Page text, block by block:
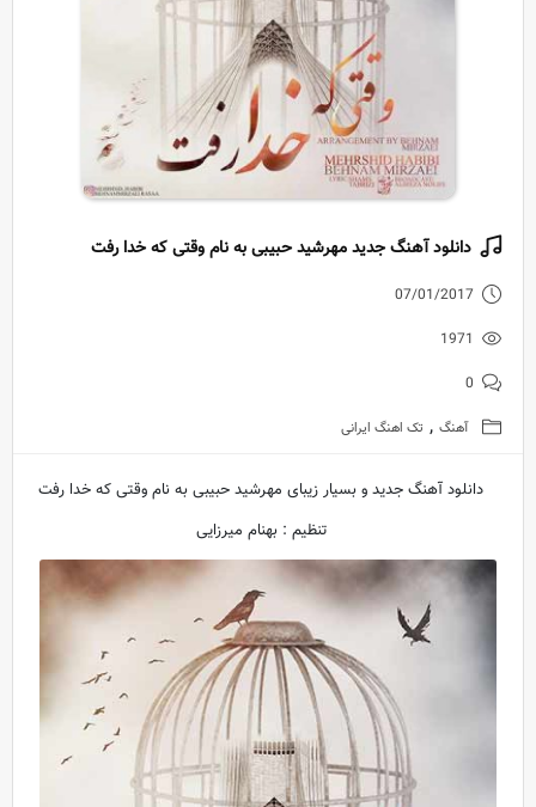
دانلود آهنگ جدید مهرشید حبیبی به نام وقتی که خدا رفت
07/01/2017
1971
0
آهنگ , تک اهنگ ایرانی
دانلود آهنگ جدید و بسیار زیبای مهرشید حبیبی به نام وقتی که خدا رفت
تنظیم : بهنام میرزایی